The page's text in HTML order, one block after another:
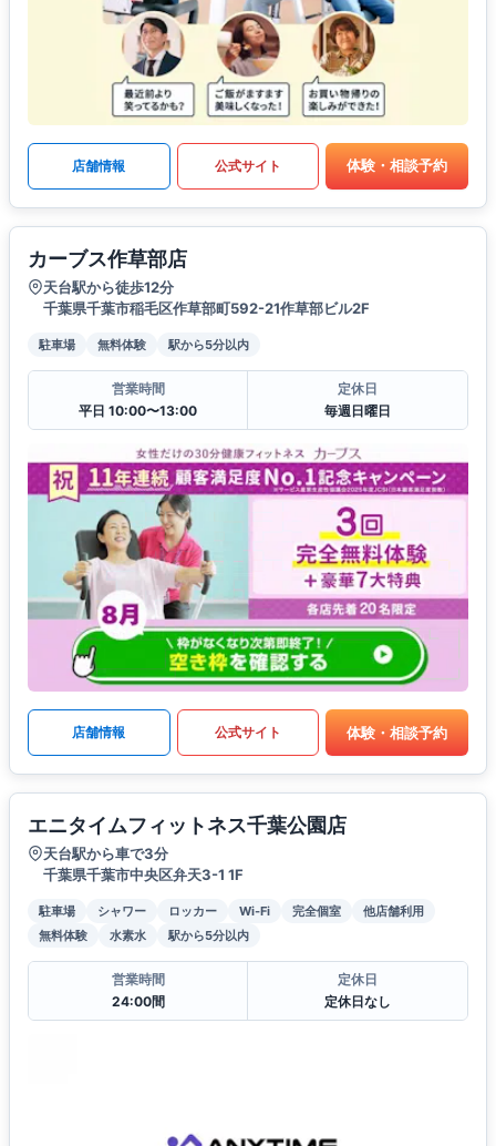
店舗情報 公式サイト 体験・相談予約
カーブス作草部店
天台駅から徒歩12分
千葉県千葉市稲毛区作草部町592-21作草部ビル2F
駐車場 無料体験 駅から5分以内
営業時間
平日 10:00〜13:00
定休日
毎週日曜日
店舗情報 公式サイト 体験・相談予約
エニタイムフィットネス千葉公園店
天台駅から車で3分
千葉県千葉市中央区弁天3-1 1F
駐車場 シャワー ロッカー Wi-Fi 完全個室
他店舗利用
無料体験
水素水 駅から5分以内
営業時間
24:00間
定休日
定休日なし